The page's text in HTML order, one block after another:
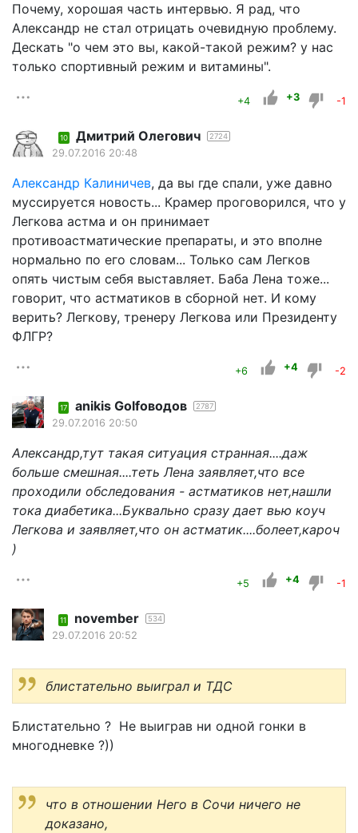
Почему, хорошая часть интервью. Я рад, что
Александр не стал отрицать очевидную проблему.
Дескать "о чем это вы, какой-такой режим? у нас
только спортивный режим и витамины".
+4 +3 -1
10 Дмитрий Олегович 2724
29.07.2016 20:48
Александр Калиничев, да вы где спали, уже давно
муссируется новость... Крамер проговорился, что у
Легкова астма и он принимает
противоастматические препараты, и это вполне
нормально по его словам... Только сам Легков
опять чистым себя выставляет. Баба Лена тоже...
говорит, что астматиков в сборной нет. И кому
верить? Легкову, тренеру Легкова или Президенту
ФЛГР?
+6 +4 -2
17 anikis Golfоводов 2787
29.07.2016 20:50
Александр,тут такая ситуация странная....даж
больше смешная....теть Лена заявляет,что все
проходили обследования - астматиков нет,нашли
тока диабетика...Буквально сразу дает вью коуч
Легкова и заявляет,что он астматик....болеет,кароч
)
+5 +4 -1
11 november 534
29.07.2016 20:52
блистательно выиграл и ТДС
Блистательно ? Не выиграв ни одной гонки в
многодневке ?))
что в отношении Него в Сочи ничего не
доказано,